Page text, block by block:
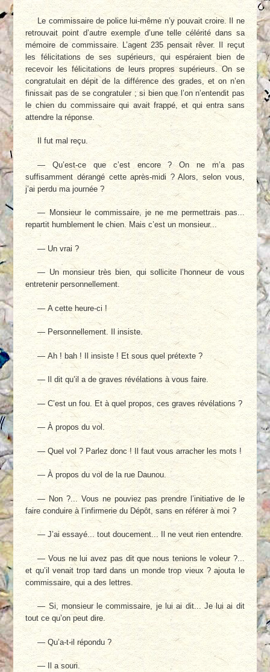
Le commissaire de police lui-même n’y pouvait croire. Il ne
retrouvait point d’autre exemple d’une telle célérité dans sa
mémoire de commissaire. L’agent 235 pensait rêver. Il reçut
les félicitations de ses supérieurs, qui espéraient bien de
recevoir les félicitations de leurs propres supérieurs. On se
congratulait en dépit de la différence des grades, et on n’en
finissait pas de se congratuler ; si bien que l’on n’entendit pas
le chien du commissaire qui avait frappé, et qui entra sans
attendre la réponse.
Il fut mal reçu.
— Qu’est-ce que c’est encore ? On ne m’a pas
suffisamment dérangé cette après-midi ? Alors, selon vous,
j’ai perdu ma journée ?
— Monsieur le commissaire, je ne me permettrais pas...
repartit humblement le chien. Mais c’est un monsieur...
— Un vrai ?
— Un monsieur très bien, qui sollicite l’honneur de vous
entretenir personnellement.
— A cette heure-ci !
— Personnellement. Il insiste.
— Ah ! bah ! Il insiste ! Et sous quel prétexte ?
— Il dit qu’il a de graves révélations à vous faire.
— C’est un fou. Et à quel propos, ces graves révélations ?
— À propos du vol.
— Quel vol ? Parlez donc ! Il faut vous arracher les mots !
— À propos du vol de la rue Daunou.
— Non ?... Vous ne pouviez pas prendre l’initiative de le
faire conduire à l’infirmerie du Dépôt, sans en référer à moi ?
— J’ai essayé... tout doucement... Il ne veut rien entendre.
— Vous ne lui avez pas dit que nous tenions le voleur ?...
et qu’il venait trop tard dans un monde trop vieux ? ajouta le
commissaire, qui a des lettres.
— Si, monsieur le commissaire, je lui ai dit... Je lui ai dit
tout ce qu’on peut dire.
— Qu’a-t-il répondu ?
— Il a souri.